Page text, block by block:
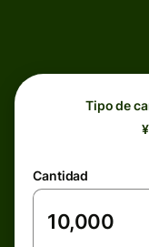
Tipo de
Cantidad